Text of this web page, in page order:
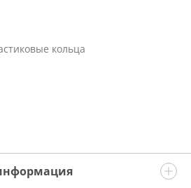
кольца